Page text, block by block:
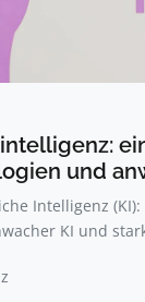
und
Intelligenz
KI und